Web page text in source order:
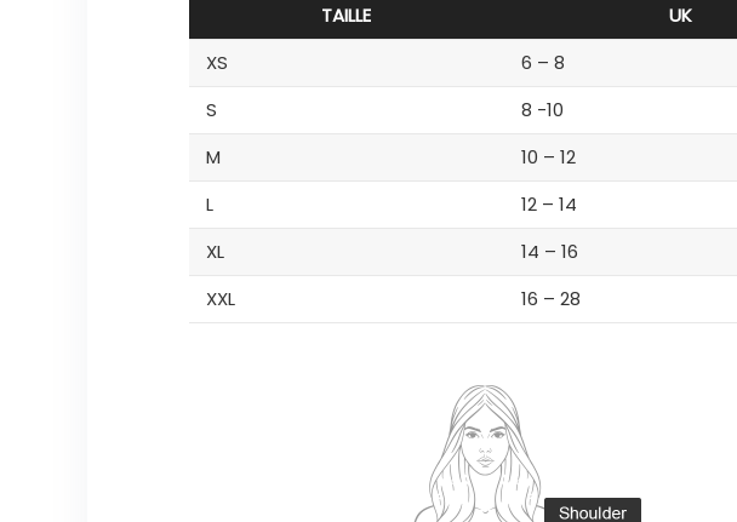
TAILLE UK
XS
6 – 8
S
8 -10
M
10 – 12
L
12 – 14
XL
14 – 16
XXL
16 – 28